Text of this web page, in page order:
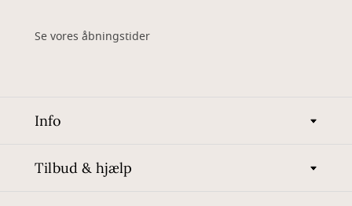
Se vores åbningstider
Info
Tilbud & hjælp